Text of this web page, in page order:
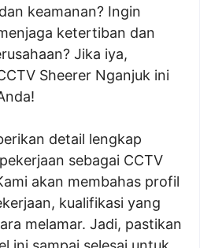
keamanan? Ingin
ketertiban dan
Jika iya,
Sheerer Nganjuk ini
detail lengkap
sebagai CCTV
akan membahas profil
kualifikasi yang
melamar. Jadi, pastikan